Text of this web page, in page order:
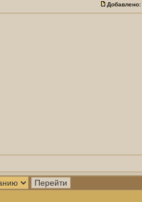
Добавлено: